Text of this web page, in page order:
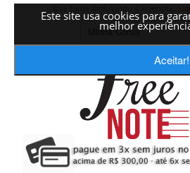
Este site usa cookies para
melhor
Aceitar!